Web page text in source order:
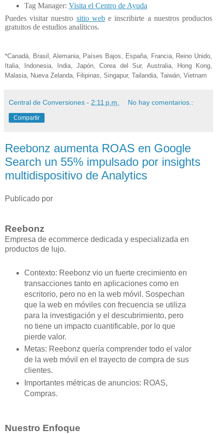
Tag Manager: Visita el Centro de Ayuda
Puedes visitar nuestro sitio webe inscribirte a nuestros productos
gratuitos de estudios analíticos.
*Canadá, Brasil, Alemania, Países Bajos, España, Francia, Reino Unido,
Italia, Indonesia, India, Japón, Corea del Sur, Australia, Hong Kong,
Malasia, Nueva Zelanda, Filipinas, Singapur, Tailandia, Taiwán, Vietnam
Central de Conversiones - 2:11 p.m. No hay comentarios.:
Compartir
Reebonz aumenta ROAS en Google
Search un 55% impulsado por insights
multidispositivo de Analytics
Publicado por
Reebonz
Empresa de ecommerce dedicada y especializada en
productos de lujo.
Contexto: Reebonz vio un fuerte crecimiento en
transacciones tanto en aplicaciones como en
escritorio, pero no en la web móvil. Sospechan
que la web en móviles con frecuencia se utiliza
para la investigación y el descubrimiento, pero
no tiene un impacto cuantificable, por lo que
pierde valor.
Metas: Reebonz quería comprender todo el valor
de la web móvil en el trayecto de compra de sus
clientes.
Importantes métricas de anuncios: ROAS,
Compras.
Nuestro Enfoque